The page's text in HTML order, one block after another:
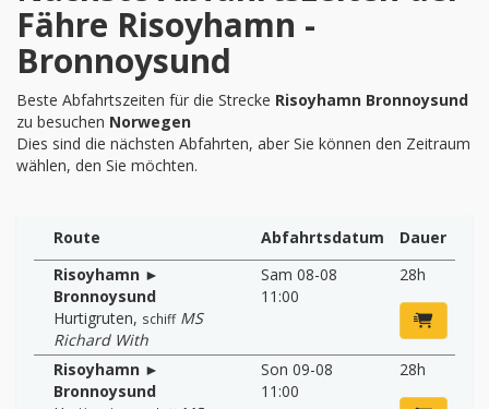
Fähre Risoyhamn -
Bronnoysund
Beste Abfahrtszeiten für die Strecke Risoyhamn Bronnoysund
zu besuchen Norwegen
Dies sind die nächsten Abfahrten, aber Sie können den Zeitraum
wählen, den Sie möchten.
Route Abfahrtsdatum
Dauer
Risoyhamn ►
Bronnoysund
Hurtigruten, schiff MS
Richard With
Sam 08-08
11:00
28h
Risoyhamn ►
Bronnoysund
Son 09-08
11:00
28h